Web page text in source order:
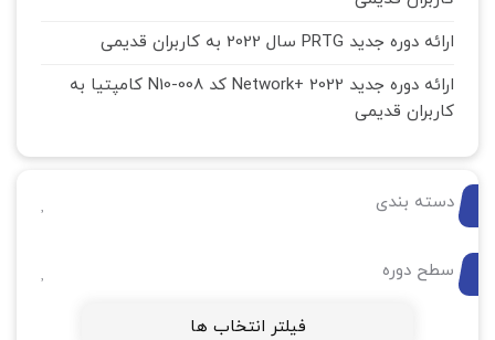
ارائه دوره جدید PRTG سال 2022 به کاربران قدیمی
ارائه دوره جدید Network+ 2022 کد N10-008 کامپتیا به
کاربران قدیمی
دسته بندی
سطح دوره
فیلتر انتخاب ها